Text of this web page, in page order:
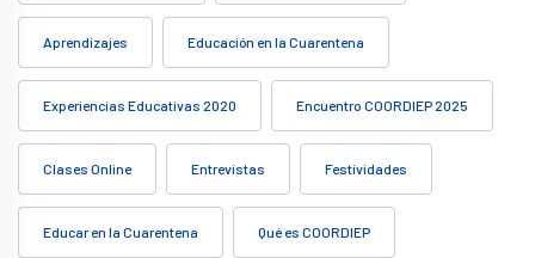
Aprendizajes Educación en la Cuarentena
Experiencias Educativas 2020 Encuentro COORDIEP 2025
Clases Online Entrevistas Festividades
Educar en la Cuarentena Qué es COORDIEP